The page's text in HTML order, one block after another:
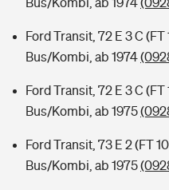
Ford Transit, 72 E 3 C (FT
Bus/Kombi, ab 1974
Ford Transit, 72 E 3 C (FT
Bus/Kombi, ab 1975
Ford Transit, 73 E 2 (FT
Bus/Kombi, ab 1975